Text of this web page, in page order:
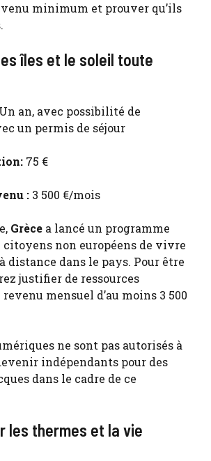
minimum et prouver qu’ils
îles et le soleil toute
Un an, avec possibilité de
un permis de séjour
75 €
: 3 500 €/mois
Grèce a lancé un programme
non européens de vivre
distance dans le pays. Pour être
justifier de ressources
mensuel d’au moins 3 500
ne sont pas autorisés à
indépendants pour des
dans le cadre de ce
les thermes et la vie